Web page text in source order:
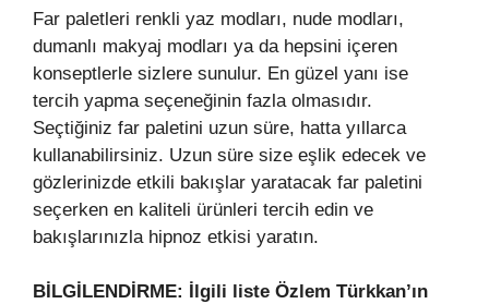
Far paletleri renkli yaz modları, nude modları,
dumanlı makyaj modları ya da hepsini içeren
konseptlerle sizlere sunulur. En güzel yanı ise
tercih yapma seçeneğinin fazla olmasıdır.
Seçtiğiniz far paletini uzun süre, hatta yıllarca
kullanabilirsiniz. Uzun süre size eşlik edecek ve
gözlerinizde etkili bakışlar yaratacak far paletini
seçerken en kaliteli ürünleri tercih edin ve
bakışlarınızla hipnoz etkisi yaratın.
BİLGİLENDİRME: İlgili liste Özlem Türkkan’ın